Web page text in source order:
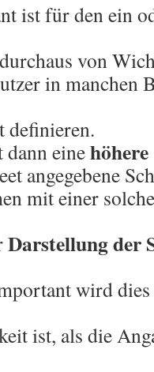
ist für den ein
von
in manchen
definieren.
eine
angegebene
mit einer
Darstellung der
wird
ist, als die